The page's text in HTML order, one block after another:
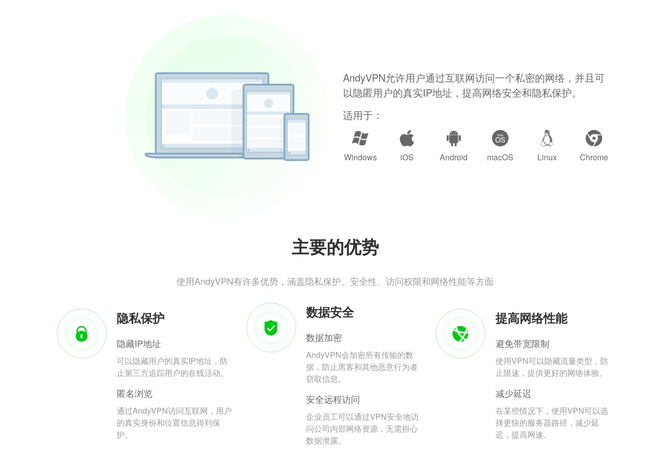
AndyVPN允许用户通过互联网访问一个私密的网络，并且可
以隐匿用户的真实IP地址，提高网络安全和隐私保护。
适用于：
Windows iOS Android macOS Linux Chrome
主要的优势
使用AndyVPN有许多优势，涵盖隐私保护、安全性、访问权限和网络性能等方面
隐私保护
隐藏IP地址
可以隐藏用户的真实IP地址，防
止第三方追踪用户的在线活动。
匿名浏览
通过AndyVPN访问互联网，用户
的真实身份和位置信息得到保
护。
数据安全
数据加密
AndyVPN会加密所有传输的数
据，防止黑客和其他恶意行为者
窃取信息。
安全远程访问
企业员工可以通过VPN安全地访
问公司内部网络资源，无需担心
数据泄露。
提高网络性能
避免带宽限制
使用VPN可以隐藏流量类型，防
止限速，提供更好的网络体验。
减少延迟
在某些情况下，使用VPN可以选
择更快的服务器路径，减少延
迟，提高网速。